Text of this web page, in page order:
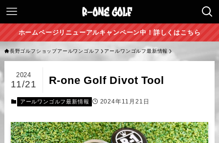
ホームページリニューアルキャンペーン中！詳しくはこちら
長野ゴルフショップアールワンゴルフ アールワンゴルフ最新情報
R-one Golf Divot Tool
2024
11/21
アールワンゴルフ最新情報 2024年11月21日